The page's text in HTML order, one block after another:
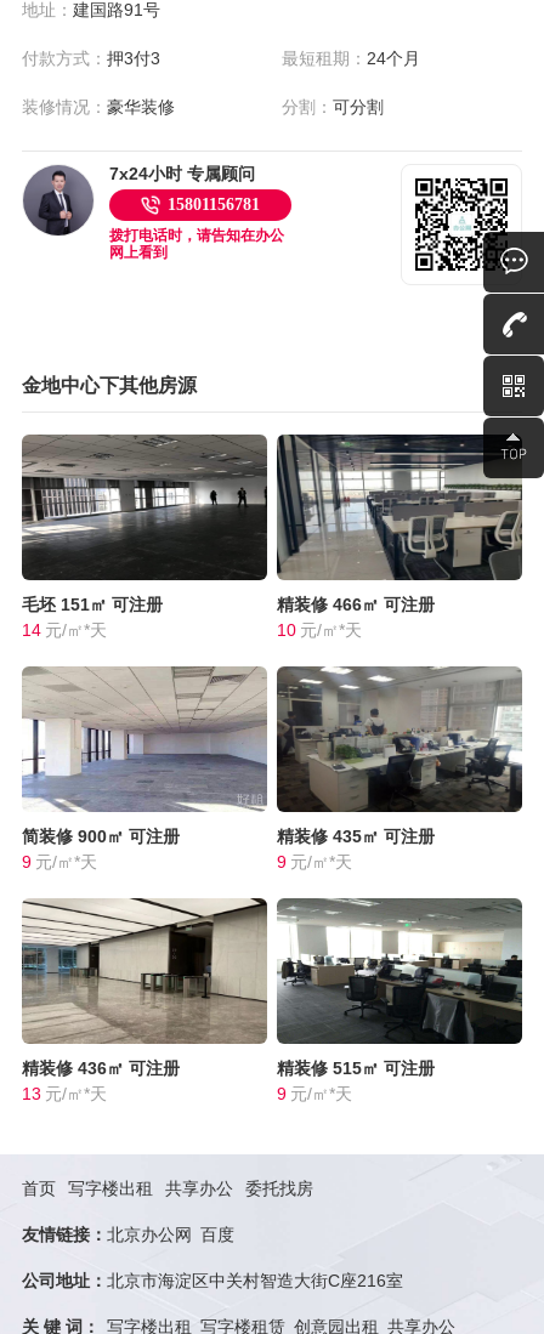
地址： 建国路91号
付款方式： 押3付3 最短租期： 24个月
装修情况： 豪华装修 分割：可分割
7x24小时 专属顾问
15801156781
拨打电话时，请告知在办公
网上看到
金地中心下其他房源
毛坯 151㎡ 可注册
14 元/㎡*天
精装修 466㎡ 可注册
10 元/㎡*天
简装修 900㎡ 可注册
9 元/㎡*天
精装修 435㎡ 可注册
9 元/㎡*天
精装修 436㎡ 可注册
13 元/㎡*天
精装修 515㎡ 可注册
9 元/㎡*天
首页 写字楼出租 共享办公 委托找房
友情链接： 北京办公网 百度
公司地址： 北京市海淀区中关村智造大街C座216室
关 键 词： 写字楼出租 写字楼租赁 创意园出租 共享办公